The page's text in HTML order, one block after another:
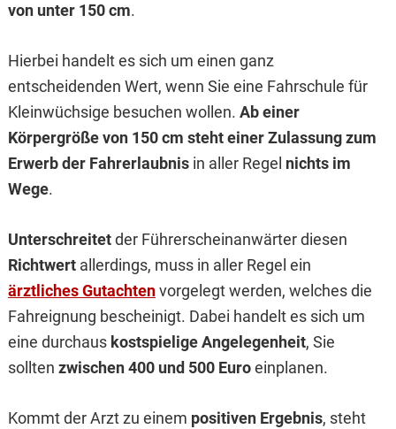
von unter 150 cm.
Hierbei handelt es sich um einen ganz
entscheidenden Wert, wenn Sie eine Fahrschule für
Kleinwüchsige besuchen wollen. Ab einer
Körpergröße von 150 cm steht einer Zulassung zum
Erwerb der Fahrerlaubnisin aller Regel nichts im
Wege.
Unterschreitetder Führerscheinanwärter diesen
Richtwertallerdings, muss in aller Regel ein
ärztliches Gutachtenvorgelegt werden, welches die
Fahreignung bescheinigt. Dabei handelt es sich um
eine durchaus kostspielige Angelegenheit, Sie
sollten zwischen 400 und 500 Euroeinplanen.
Kommt der Arzt zu einem positiven Ergebnis, steht